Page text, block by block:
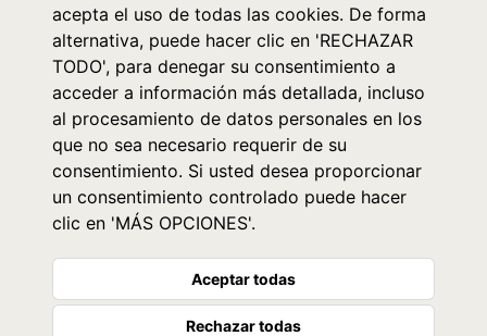
acepta el uso de todas las cookies. De forma
alternativa, puede hacer clic en 'RECHAZAR
TODO', para denegar su consentimiento a
acceder a información más detallada, incluso
al procesamiento de datos personales en los
que no sea necesario requerir de su
consentimiento. Si usted desea proporcionar
un consentimiento controlado puede hacer
clic en 'MÁS OPCIONES'.
Aceptar todas
Rechazar todas